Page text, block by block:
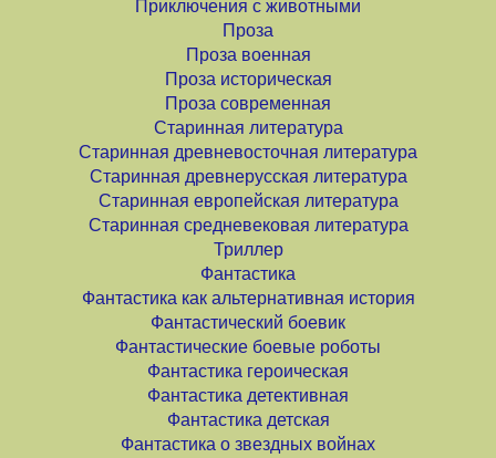
Приключения с животными
Проза
Проза военная
Проза историческая
Проза современная
Старинная литература
Старинная древневосточная литература
Старинная древнерусская литература
Старинная европейская литература
Старинная средневековая литература
Триллер
Фантастика
Фантастика как альтернативная история
Фантастический боевик
Фантастические боевые роботы
Фантастика героическая
Фантастика детективная
Фантастика детская
Фантастика о звездных войнах